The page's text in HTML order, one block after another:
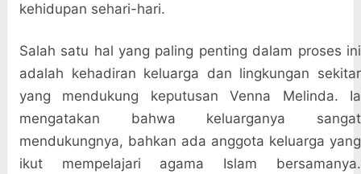
kehidupan sehari-hari.
Salah satu hal yang paling penting dalam proses ini
adalah kehadiran keluarga dan lingkungan sekitar
yang mendukung keputusan Venna Melinda. Ia
mengatakan bahwa keluarganya sangat
mendukungnya, bahkan ada anggota keluarga yang
ikut mempelajari agama Islam bersamanya.